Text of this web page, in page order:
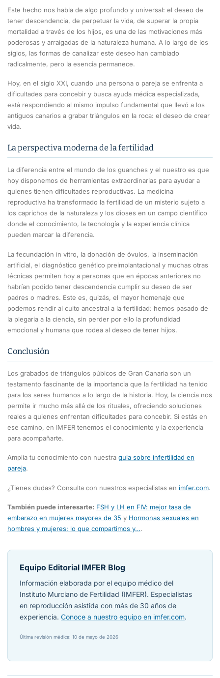
Este hecho nos habla de algo profundo y universal: el deseo de
tener descendencia, de perpetuar la vida, de superar la propia
mortalidad a través de los hijos, es una de las motivaciones más
poderosas y arraigadas de la naturaleza humana. A lo largo de los
siglos, las formas de canalizar este deseo han cambiado
radicalmente, pero la esencia permanece.
Hoy, en el siglo XXI, cuando una persona o pareja se enfrenta a
dificultades para concebir y busca ayuda médica especializada,
está respondiendo al mismo impulso fundamental que llevó a los
antiguos canarios a grabar triángulos en la roca: el deseo de crear
vida.
La perspectiva moderna de la fertilidad
La diferencia entre el mundo de los guanches y el nuestro es que
hoy disponemos de herramientas extraordinarias para ayudar a
quienes tienen dificultades reproductivas. La medicina
reproductiva ha transformado la fertilidad de un misterio sujeto a
los caprichos de la naturaleza y los dioses en un campo científico
donde el conocimiento, la tecnología y la experiencia clínica
pueden marcar la diferencia.
La fecundación in vitro, la donación de óvulos, la inseminación
artificial, el diagnóstico genético preimplantacional y muchas otras
técnicas permiten hoy a personas que en épocas anteriores no
habrían podido tener descendencia cumplir su deseo de ser
padres o madres. Este es, quizás, el mayor homenaje que
podemos rendir al culto ancestral a la fertilidad: hemos pasado de
la plegaria a la ciencia, sin perder por ello la profundidad
emocional y humana que rodea al deseo de tener hijos.
Conclusión
Los grabados de triángulos púbicos de Gran Canaria son un
testamento fascinante de la importancia que la fertilidad ha tenido
para los seres humanos a lo largo de la historia. Hoy, la ciencia nos
permite ir mucho más allá de los rituales, ofreciendo soluciones
reales a quienes enfrentan dificultades para concebir. Si estás en
ese camino, en IMFER tenemos el conocimiento y la experiencia
para acompañarte.
Amplia tu conocimiento con nuestra guia sobre infertilidad en
pareja.
¿Tienes dudas? Consulta con nuestros especialistas en imfer.com.
También puede interesarte: FSH y LH en FIV: mejor tasa de
embarazo en mujeres mayores de 35 y Hormonas sexuales en
hombres y mujeres: lo que compartimos y….
Equipo Editorial IMFER Blog
Información elaborada por el equipo médico del
Instituto Murciano de Fertilidad (IMFER). Especialistas
en reproducción asistida con más de 30 años de
experiencia. Conoce a nuestro equipo en imfer.com.
Última revisión médica: 10 de mayo de 2026